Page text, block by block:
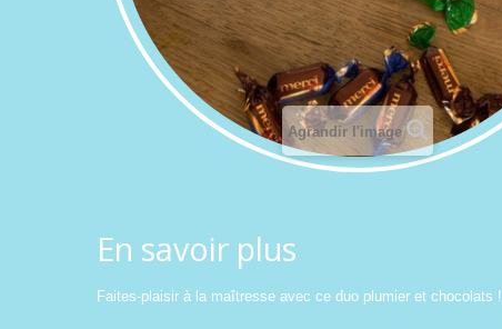
Agrandir l'image
En savoir plus
Faites-plaisir à la maîtresse avec ce duo plumier et chocolats !